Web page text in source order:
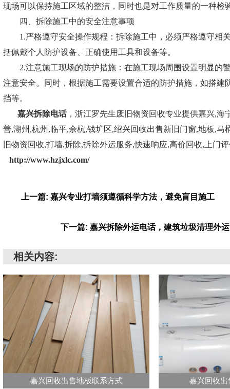
现场可以保持施工区域的整洁，同时也是对工作质量的一种检
四、拆除施工中的安全注意事项
1.严格遵守安全操作规程：拆除施工中，必须严格遵守相
括佩戴个人防护设备、正确使用工具和设备等。
2.注意施工现场的防护措施：在施工现场周围设置明显的
注意安全。同时，根据施工需要设置合适的防护措施，如搭建
挡等。
嘉兴拆除电话，浙江罗先生废旧物资回收专业提供嘉兴,海
善,湖州,杭州,临平,余杭,钱圹区,绍兴回收出售新旧门窗,地板,马
旧物资回收,打墙,拆除,拆除外运服务,快速响应,高价回收,上门
http://www.hzjxlc.com/
上一篇: 嘉兴专业打墙须遵循科学方法，避免盲目施工
下一篇: 嘉兴拆除外运电话，建筑垃圾清理外
相关内容:
嘉兴回收出售地板联系方式 嘉兴回收